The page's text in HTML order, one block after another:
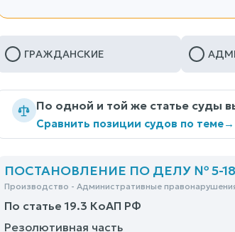
ГРАЖДАНСКИЕ
По одной и той же статье суды
Сравнить позиции судов по теме→
ПОСТАНОВЛЕНИЕ ПО ДЕЛУ № 5-
Производство - Административные
По статье 19.3 КоАП РФ
Резолютивная часть